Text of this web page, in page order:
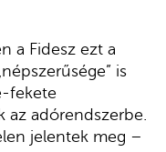
a Fidesz ezt a
is
fekete
adórendszerbe.
jelentek meg –